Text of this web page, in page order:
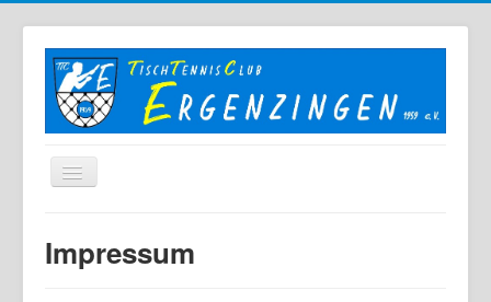
Der TTC
Impressum